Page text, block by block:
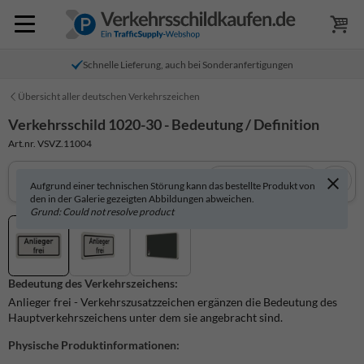
Schnelle Lieferung, auch bei Sonderanfertigungen
Übersicht aller deutschen Verkehrszeichen
Verkehrsschild 1020-30 - Bedeutung / Definition
Art.nr. VSVZ.11004
Aufgrund einer technischen Störung kann das bestellte Produkt von
den in der Galerie gezeigten Abbildungen abweichen.
Grund: Could not resolve product
In 3D anzeigen
Bedeutung des Verkehrszeichens:
Anlieger frei - Verkehrszusatzzeichen ergänzen die Bedeutung des
Hauptverkehrszeichens unter dem sie angebracht sind.
Physische Produktinformationen: